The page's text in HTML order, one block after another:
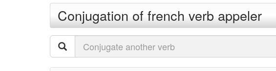
Conjugation of french verb appeler